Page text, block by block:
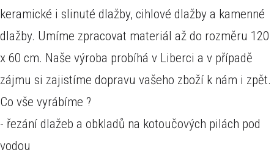
keramické i slinuté dlažby, cihlové dlažby a kamenné
dlažby. Umíme zpracovat materiál až do rozměru 120
x 60 cm. Naše výroba probíhá v Liberci a v případě
zájmu si zajistíme dopravu vašeho zboží k nám i zpět.
Co vše vyrábíme ?
- řezání dlažeb a obkladů na kotoučových pilách pod
vodou